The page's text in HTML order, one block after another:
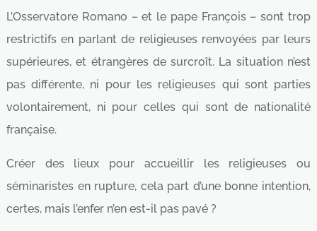
L’Osservatore Romano – et le pape François – sont trop
restrictifs en parlant de religieuses renvoyées par leurs
supérieures, et étrangères de surcroît. La situation n’est
pas différente, ni pour les religieuses qui sont parties
volontairement, ni pour celles qui sont de nationalité
française.
Créer des lieux pour accueillir les religieuses ou
séminaristes en rupture, cela part d’une bonne intention,
certes, mais l’enfer n’en est-il pas pavé ?